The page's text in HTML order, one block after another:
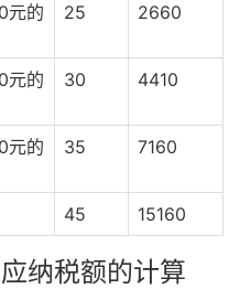
元的
25 2660
元的
30 4410
元的
35 7160
45 15160
纳税额的计算